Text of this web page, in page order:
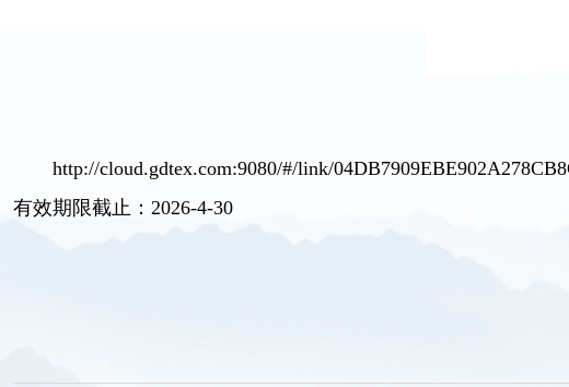
http://cloud.gdtex.com:9080/#/link/
有效期限截止：2026-4-30